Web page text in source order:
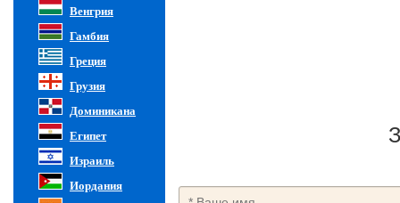
Венгрия
Гамбия
Греция
Грузия
Доминикана
Египет
Израиль
Иордания